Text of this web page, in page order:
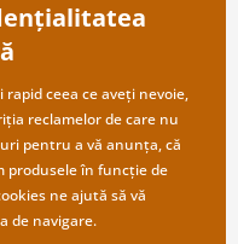
noi
frecvente
angro
rapid ceea ce aveți nevoie,
reclamelor de care nu
pentru a vă anunța, că
produsele în funcție de
ne ajută să vă
de navigare.